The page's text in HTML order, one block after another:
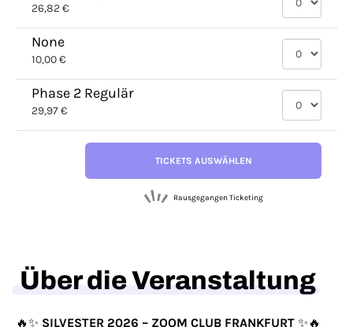
26,82 €
None
10,00 €
Phase 2 Regulär
29,97 €
TICKETS AUSWÄHLEN
Rausgegangen Ticketing
Über die Veranstaltung
🔥✨ SILVESTER 2026 – ZOOM CLUB FRANKFURT ✨🔥